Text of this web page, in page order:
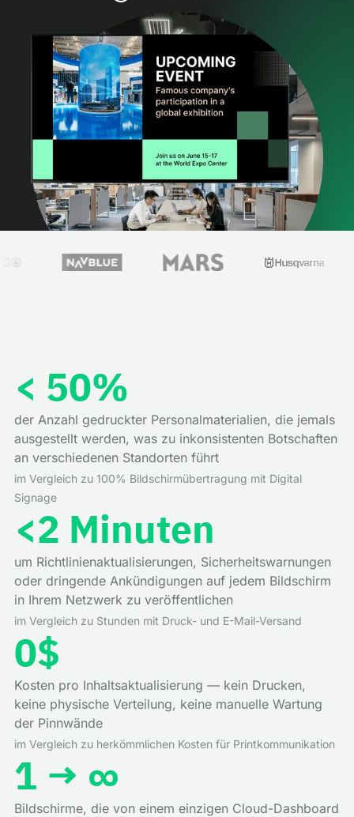
< 50%
der Anzahl gedruckter Personalmaterialien, die jemals
ausgestellt werden, was zu inkonsistenten Botschaften
an verschiedenen Standorten führt
im Vergleich zu 100% Bildschirmübertragung mit Digital
Signage
<2 Minuten
um Richtlinienaktualisierungen, Sicherheitswarnungen
oder dringende Ankündigungen auf jedem Bildschirm
in Ihrem Netzwerk zu veröffentlichen
im Vergleich zu Stunden mit Druck- und E-Mail-Versand
0$
Kosten pro Inhaltsaktualisierung — kein Drucken,
keine physische Verteilung, keine manuelle Wartung
der Pinnwände
im Vergleich zu herkömmlichen Kosten für Printkommunikation
1 → ∞
Bildschirme, die von einem einzigen Cloud-Dashboard